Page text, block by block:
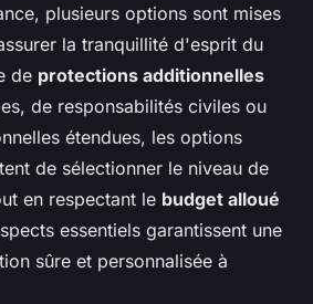
plusieurs options sont mises
la tranquillité d'esprit du
de protections additionnelles
de responsabilités civiles ou
étendues, les options
de sélectionner le niveau de
en respectant le budget alloué
essentiels garantissent une
sûre et personnalisée à